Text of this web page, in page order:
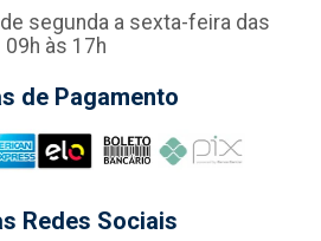
segunda a sexta-feira das
09h às 17h
de Pagamento
Redes Sociais